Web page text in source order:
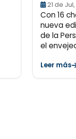
21 de
Con 16
nueva
de la
el
Leer más